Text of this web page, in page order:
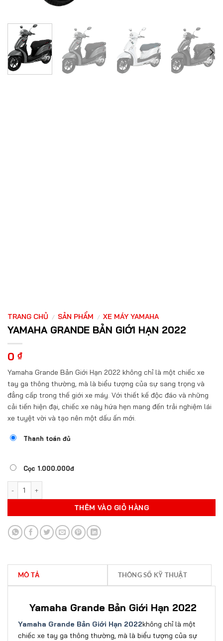
TRANG CHỦ / SẢN PHẨM / XE MÁY YAMAHA
YAMAHA GRANDE BẢN GIỚI HẠN 2022
0 ₫
Yamaha Grande Bản Giới Hạn 2022 không chỉ là một chiếc xe
tay ga thông thường, mà là biểu tượng của sự sang trọng và
đẳng cấp trong thế giới xe máy. Với thiết kế độc đáo và những
cải tiến hiện đại, chiếc xe này hứa hẹn mang đến trải nghiệm lái
xe tuyệt vời và tạo nên một dấu ấn mới.
Thanh toán đủ
Cọc 1.000.000đ
YAMAHA GRANDE BẢN GIỚI HẠN 2022 số lượng
THÊM VÀO GIỎ HÀNG
MÔ TẢ THÔNG SỐ KỸ THUẬT
Yamaha Grande Bản Giới Hạn 2022
Yamaha Grande Bản Giới Hạn 2022không chỉ là một
chiếc xe tay ga thông thường, mà là biểu tượng của sự